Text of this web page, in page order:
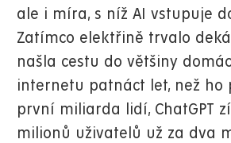
ale i míra, s níž AI vstupuje
Zatímco elektřině trvalo
našla cestu do většiny
internetu patnáct let, než ho
první miliarda lidí, ChatGPT
milionů uživatelů už za dva